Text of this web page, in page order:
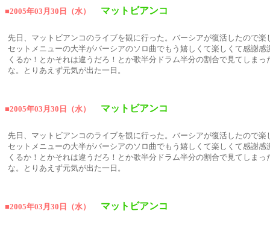
■2005年03月30日（水） マットビアンコ
先日、マットビアンコのライブを観に行った。バーシアが復活したので
セットメニューの大半がバーシアのソロ曲でもう嬉しくて楽しくて感謝
くるか！とかそれは違うだろ！とか歌半分ドラム半分の割合で見てしま
な。とりあえず元気が出た一日。
■2005年03月30日（水） マットビアンコ
先日、マットビアンコのライブを観に行った。バーシアが復活したので
セットメニューの大半がバーシアのソロ曲でもう嬉しくて楽しくて感謝
くるか！とかそれは違うだろ！とか歌半分ドラム半分の割合で見てしま
な。とりあえず元気が出た一日。
■2005年03月30日（水） マットビアンコ